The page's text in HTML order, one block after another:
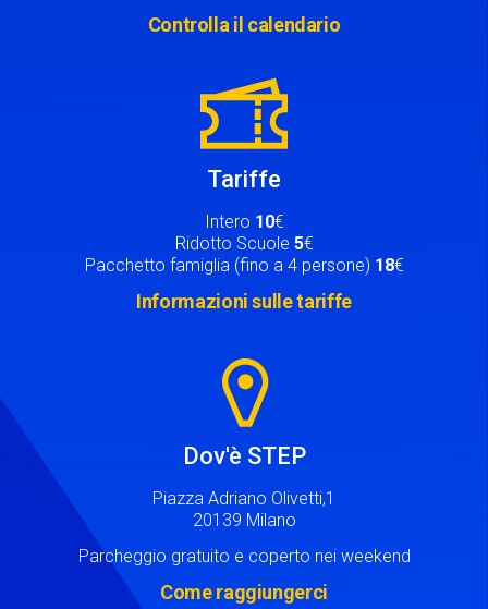
Controlla il calendario
Tariffe
Intero 10€
Ridotto Scuole 5€
Pacchetto famiglia (fino a 4 persone) 18€
Informazioni sulle tariffe
Dov'è STEP
Piazza Adriano Olivetti,1
20139 Milano
Parcheggio gratuito e coperto nei weekend
Come raggiungerci